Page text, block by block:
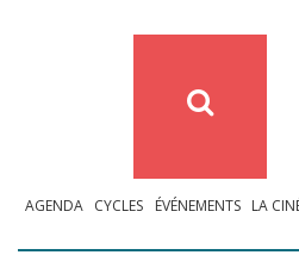
AGENDA CYCLES ÉVÉNEMENTS LA